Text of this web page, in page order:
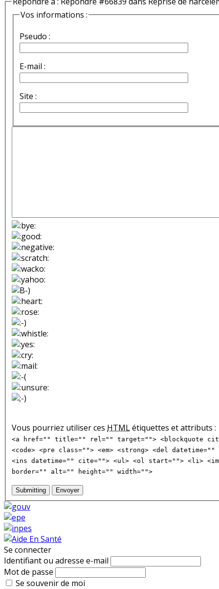
Vos informations :
Pseudo :
E-mail :
Site :
Vous pourriez utiliser ces HTMLétiquettes et attributs :
<a href="" title="" rel="" target=""> <blockquote
<code> <pre class=""> <em> <strong> <del
<ins datetime="" cite=""> <ul> <ol start=""> <li>
border="" alt="" height="" width="">
Submitting Envoyer
Se connecter
Identifiant ou adresse e-mail
Mot de passe
Se souvenir de moi